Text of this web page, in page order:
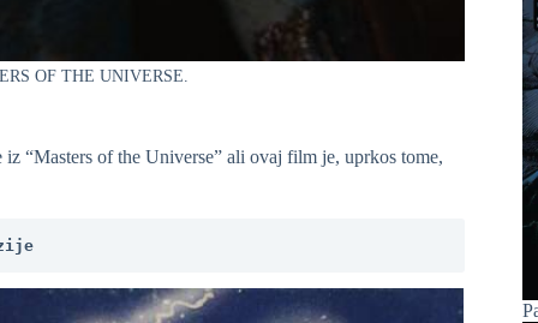
OF THE UNIVERSE.
“Masters of the Universe” ali ovaj film je, uprkos tome,